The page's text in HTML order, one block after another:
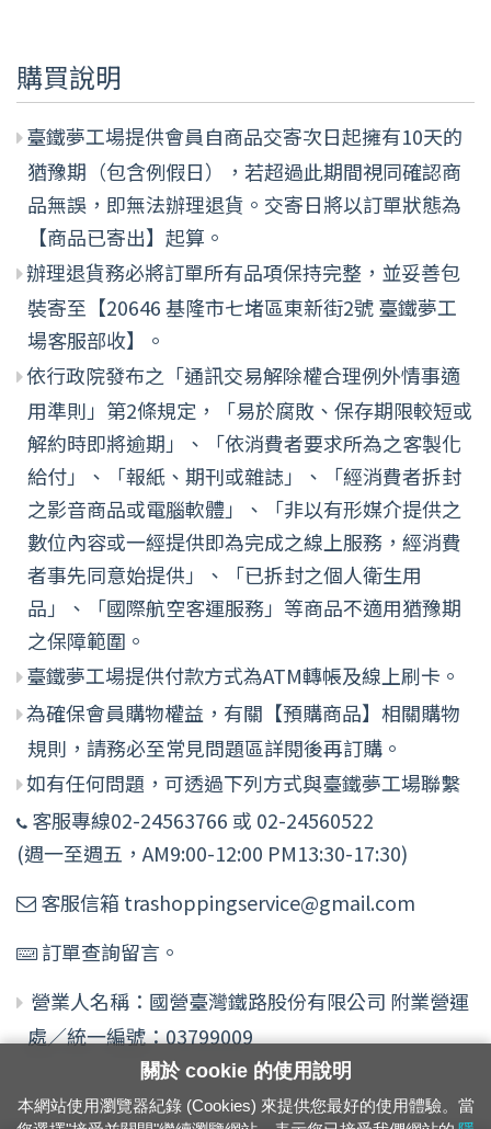
購買說明
臺鐵夢工場提供會員自商品交寄次日起擁有10天的
猶豫期（包含例假日），若超過此期間視同確認商
品無誤，即無法辦理退貨。交寄日將以訂單狀態為
【商品已寄出】起算。
辦理退貨務必將訂單所有品項保持完整，並妥善包
裝寄至【20646 基隆市七堵區東新街2號 臺鐵夢工
場客服部收】。
依行政院發布之「通訊交易解除權合理例外情事適
用準則」第2條規定，「易於腐敗、保存期限較短或
解約時即將逾期」、「依消費者要求所為之客製化
給付」、「報紙、期刊或雜誌」、「經消費者拆封
之影音商品或電腦軟體」、「非以有形媒介提供之
數位內容或一經提供即為完成之線上服務，經消費
者事先同意始提供」、「已拆封之個人衛生用
品」、「國際航空客運服務」等商品不適用猶豫期
之保障範圍。
臺鐵夢工場提供付款方式為ATM轉帳及線上刷卡。
為確保會員購物權益，有關【預購商品】相關購物
規則，請務必至常見問題區詳閱後再訂購。
如有任何問題，可透過下列方式與臺鐵夢工場聯繫
客服專線02-24563766 或 02-24560522
(週一至週五，AM9:00-12:00 PM13:30-17:30)
客服信箱 trashoppingservice@gmail.com
訂單查詢留言。
營業人名稱：國營臺灣鐵路股份有限公司 附業營運
處／統一編號：03799009
關於 cookie 的使用說明
本網站使用瀏覽器紀錄 (Cookies) 來提供您最好的使用體驗。當